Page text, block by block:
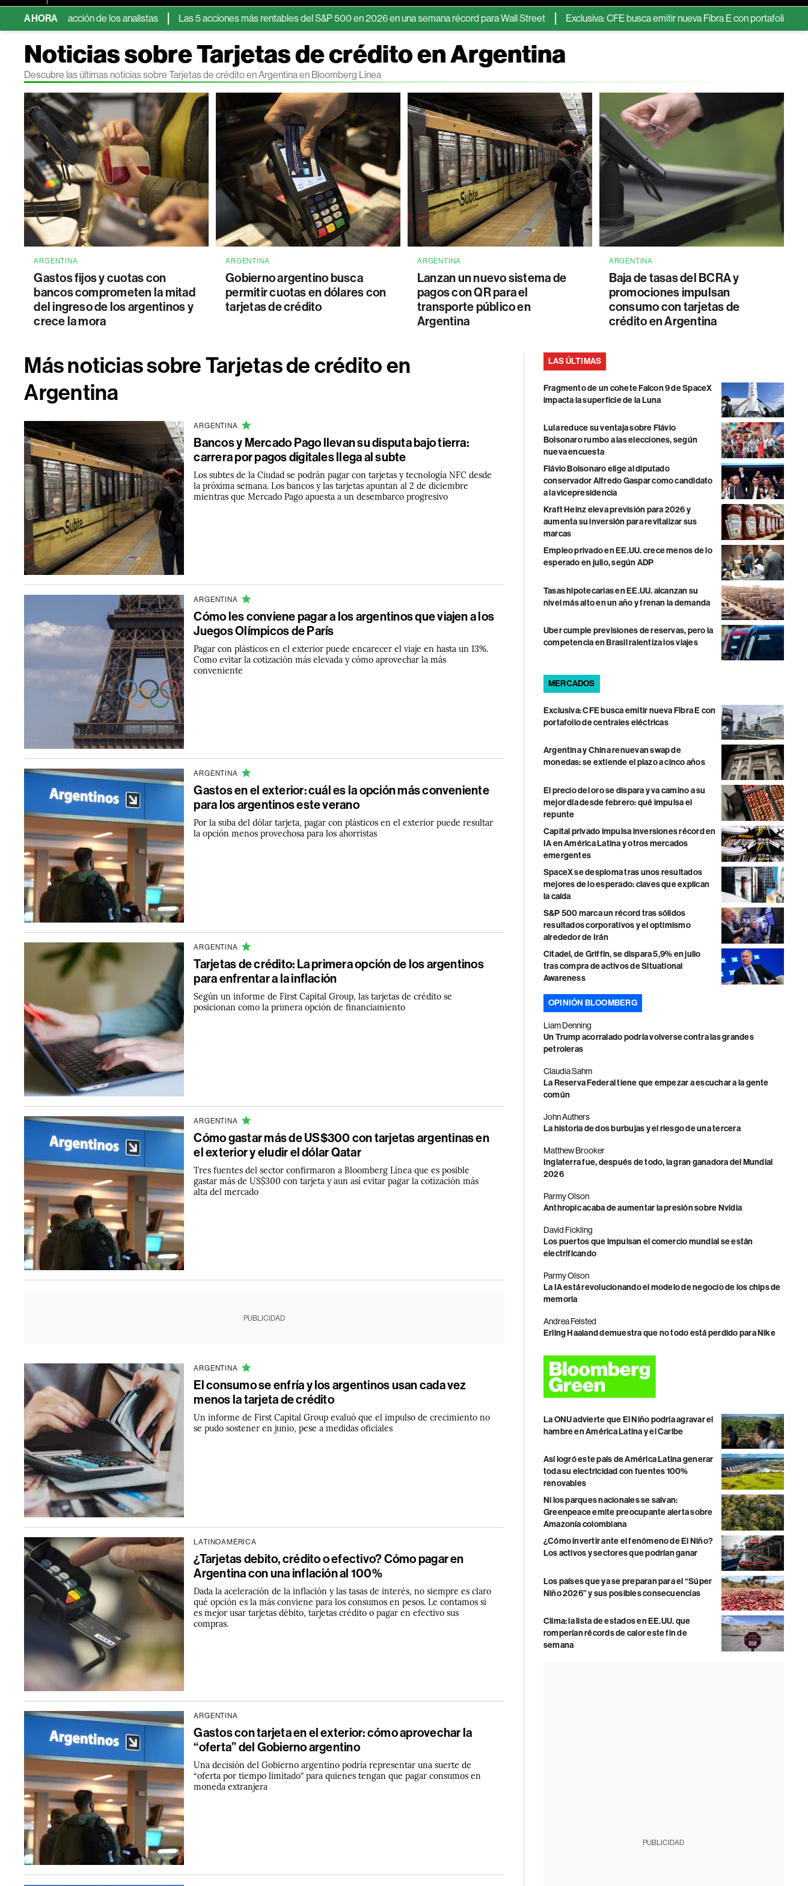
AHORA
la reacción de los analistas Las 5 acciones más rentables del S&P 500 en 2026 en una semana récord para Wall Street Exclusiva: CFE busca emitir nueva Fibra E con portafolio de centrales
Noticias sobre Tarjetas de crédito en Argentina
Descubre las últimas noticias sobre Tarjetas de crédito en Argentina en Bloomberg Línea
ARGENTINA
Gastos fijos y cuotas con
bancos comprometen la mitad
del ingreso de los argentinos y
crece la mora
ARGENTINA
Gobierno argentino busca
permitir cuotas en dólares con
tarjetas de crédito
ARGENTINA
Lanzan un nuevo sistema de
pagos con QR para el
transporte público en
Argentina
ARGENTINA
Baja de tasas del BCRA y
promociones impulsan
consumo con tarjetas de
crédito en Argentina
Más noticias sobre Tarjetas de crédito en
Argentina
ARGENTINA
Bancos y Mercado Pago llevan su disputa bajo tierra:
carrera por pagos digitales llega al subte
Los subtes de la Ciudad se podrán pagar con tarjetas y tecnología NFC desde
la próxima semana. Los bancos y las tarjetas apuntan al 2 de diciembre
mientras que Mercado Pago apuesta a un desembarco progresivo
ARGENTINA
Cómo les conviene pagar a los argentinos que viajen a los
Juegos Olímpicos de París
Pagar con plásticos en el exterior puede encarecer el viaje en hasta un 13%.
Como evitar la cotización más elevada y cómo aprovechar la más
conveniente
ARGENTINA
Gastos en el exterior: cuál es la opción más conveniente
para los argentinos este verano
Por la suba del dólar tarjeta, pagar con plásticos en el exterior puede resultar
la opción menos provechosa para los ahorristas
ARGENTINA
Tarjetas de crédito: La primera opción de los argentinos
para enfrentar a la inflación
Según un informe de First Capital Group, las tarjetas de crédito se
posicionan como la primera opción de financiamiento
ARGENTINA
Cómo gastar más de US$300 con tarjetas argentinas en
el exterior y eludir el dólar Qatar
Tres fuentes del sector confirmaron a Bloomberg Línea que es posible
gastar más de US$300 con tarjeta y aun así evitar pagar la cotización más
alta del mercado
PUBLICIDAD
ARGENTINA
El consumo se enfría y los argentinos usan cada vez
menos la tarjeta de crédito
Un informe de First Capital Group evaluó que el impulso de crecimiento no
se pudo sostener en junio, pese a medidas oficiales
LATINOAMÉRICA
¿Tarjetas debito, crédito o efectivo? Cómo pagar en
Argentina con una inflación al 100%
Dada la aceleración de la inflación y las tasas de interés, no siempre es claro
qué opción es la más conviene para los consumos en pesos. Le contamos si
es mejor usar tarjetas débito, tarjetas crédito o pagar en efectivo sus
compras.
ARGENTINA
Gastos con tarjeta en el exterior: cómo aprovechar la
“oferta” del Gobierno argentino
Una decisión del Gobierno argentino podría representar una suerte de
“oferta por tiempo limitado” para quienes tengan que pagar consumos en
moneda extranjera
LAS ÚLTIMAS
Fragmento de un cohete Falcon 9 de SpaceX
impacta la superficie de la Luna
Lula reduce su ventaja sobre Flávio
Bolsonaro rumbo a las elecciones, según
nueva encuesta
Flávio Bolsonaro elige al diputado
conservador Alfredo Gaspar como candidato
a la vicepresidencia
Kraft Heinz eleva previsión para 2026 y
aumenta su inversión para revitalizar sus
marcas
Empleo privado en EE.UU. crece menos de lo
esperado en julio, según ADP
Tasas hipotecarias en EE.UU. alcanzan su
nivel más alto en un año y frenan la demanda
Uber cumple previsiones de reservas, pero la
competencia en Brasil ralentiza los viajes
MERCADOS
Exclusiva: CFE busca emitir nueva Fibra E con
portafolio de centrales eléctricas
Argentina y China renuevan swap de
monedas: se extiende el plazo a cinco años
El precio del oro se dispara y va camino a su
mejor día desde febrero: qué impulsa el
repunte
Capital privado impulsa inversiones récord en
IA en América Latina y otros mercados
emergentes
SpaceX se desploma tras unos resultados
mejores de lo esperado: claves que explican
la caída
S&P 500 marca un récord tras sólidos
resultados corporativos y el optimismo
alrededor de Irán
Citadel, de Griffin, se dispara 5,9% en julio
tras compra de activos de Situational
Awareness
OPINIÓN BLOOMBERG
Liam Denning
Un Trump acorralado podría volverse contra las grandes
petroleras
Claudia Sahm
La Reserva Federal tiene que empezar a escuchar a la gente
común
John Authers
La historia de dos burbujas y el riesgo de una tercera
Matthew Brooker
Inglaterra fue, después de todo, la gran ganadora del Mundial
2026
Parmy Olson
Anthropic acaba de aumentar la presión sobre Nvidia
David Fickling
Los puertos que impulsan el comercio mundial se están
electrificando
Parmy Olson
La IA está revolucionando el modelo de negocio de los chips de
memoria
Andrea Felsted
Erling Haaland demuestra que no todo está perdido para Nike
La ONU advierte que El Niño podría agravar el
hambre en América Latina y el Caribe
Así logró este país de América Latina generar
toda su electricidad con fuentes 100%
renovables
Ni los parques nacionales se salvan:
Greenpeace emite preocupante alerta sobre
Amazonía colombiana
¿Cómo invertir ante el fenómeno de El Niño?
Los activos y sectores que podrían ganar
Los países que ya se preparan para el “Súper
Niño 2026” y sus posibles consecuencias
Clima: la lista de estados en EE.UU. que
romperían récords de calor este fin de
semana
PUBLICIDAD